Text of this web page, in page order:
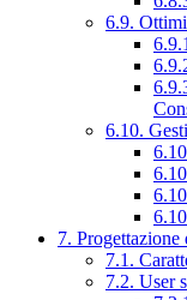
6.9.
6.10.
7. Progettazione
7.1.
7.2. User